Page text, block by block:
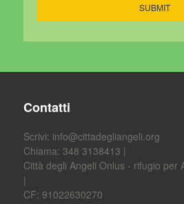
SUBMIT
Contatti
Scrivi: info@cittadegliangeli.org
Chiama: 348 3138413 |
Città degli Angeli Onlus - rifugio per
|
CF: 91022630270